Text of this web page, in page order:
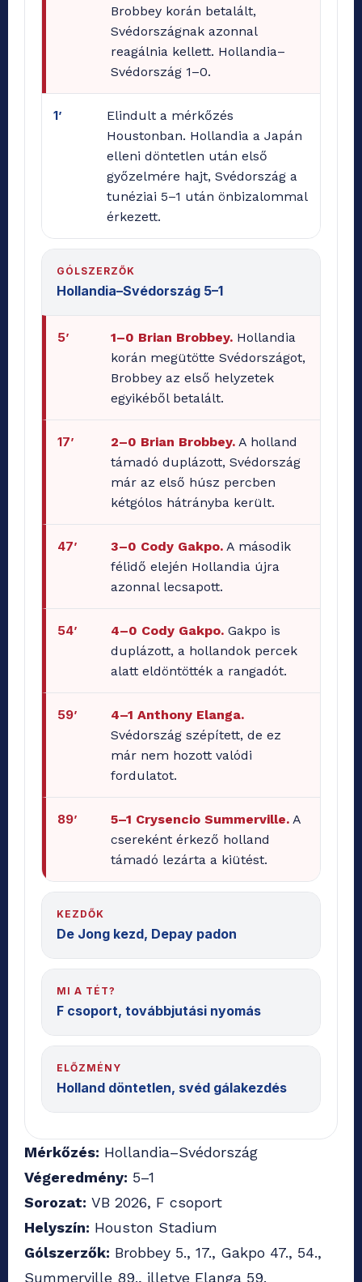
Brobbey korán betalált,
Svédországnak azonnal
reagálnia kellett. Hollandia–
Svédország 1–0.
1’
Elindult a mérkőzés
Houstonban. Hollandia a Japán
elleni döntetlen után első
győzelmére hajt, Svédország a
tunéziai 5–1 után önbizalommal
érkezett.
GÓLSZERZŐK
Hollandia–Svédország 5–1
5’ 1–0 Brian Brobbey. Hollandia
korán megütötte Svédországot,
Brobbey az első helyzetek
egyikéből betalált.
17’ 2–0 Brian Brobbey. A holland
támadó duplázott, Svédország
már az első húsz percben
kétgólos hátrányba került.
47’ 3–0 Cody Gakpo. A második
félidő elején Hollandia újra
azonnal lecsapott.
54’ 4–0 Cody Gakpo. Gakpo is
duplázott, a hollandok percek
alatt eldöntötték a rangadót.
59’
4–1 Anthony Elanga.
Svédország szépített, de ez
már nem hozott valódi
fordulatot.
89’ 5–1 Crysencio Summerville. A
csereként érkező holland
támadó lezárta a kiütést.
KEZDŐK
De Jong kezd, Depay padon
MI A TÉT?
F csoport, továbbjutási nyomás
ELŐZMÉNY
Holland döntetlen, svéd gálakezdés
Mérkőzés: Hollandia–Svédország
Végeredmény: 5–1
Sorozat: VB 2026, F csoport
Helyszín: Houston Stadium
Gólszerzők: Brobbey 5., 17., Gakpo 47., 54.,
Summerville 89., illetve Elanga 59.